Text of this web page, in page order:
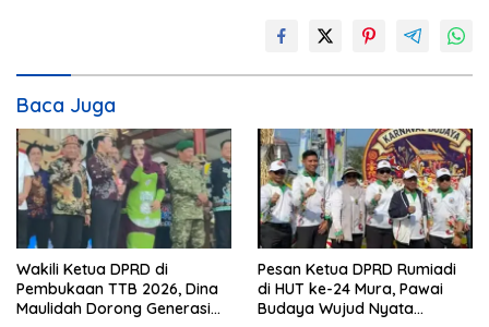
Baca Juga
Wakili Ketua DPRD di
Pembukaan TTB 2026, Dina
Maulidah Dorong Generasi
Pesan Ketua DPRD Rumiadi
di HUT ke-24 Mura, Pawai
Budaya Wujud Nyata